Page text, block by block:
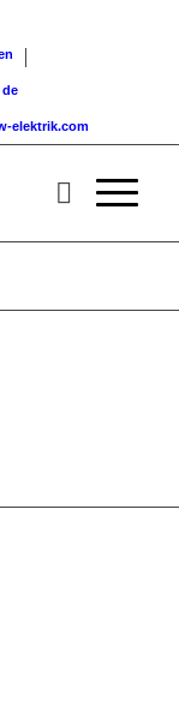
de
elektrik.com